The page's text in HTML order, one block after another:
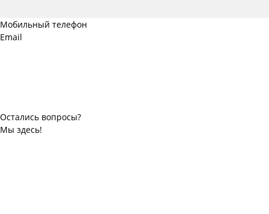
Мобильный телефон
Email
Остались вопросы?
Мы здесь!